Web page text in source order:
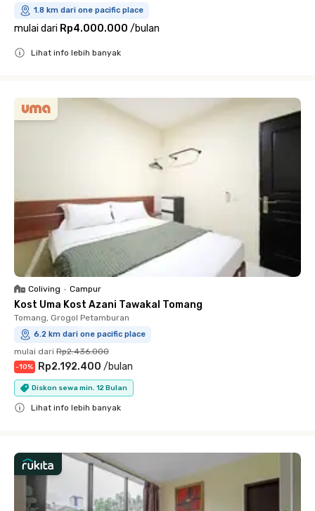
1.8 km dari one pacific place
mulai dari Rp4.000.000 /bulan
Lihat info lebih banyak
Coliving • Campur
Kost Uma Kost Azani Tawakal Tomang
Tomang, Grogol Petamburan
6.2 km dari one pacific place
mulai dari Rp2.436.000
-10% Rp2.192.400 /bulan
Diskon sewa min. 12 Bulan
Lihat info lebih banyak